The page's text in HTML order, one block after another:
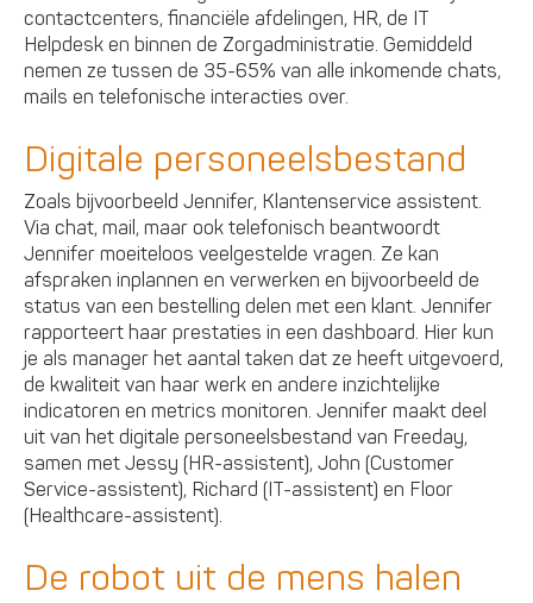
contactcenters, financiële afdelingen, HR, de IT
Helpdesk en binnen de Zorgadministratie. Gemiddeld
nemen ze tussen de 35-65% van alle inkomende chats,
mails en telefonische interacties over.
Digitale personeelsbestand
Zoals bijvoorbeeld Jennifer, Klantenservice assistent.
Via chat, mail, maar ook telefonisch beantwoordt
Jennifer moeiteloos veelgestelde vragen. Ze kan
afspraken inplannen en verwerken en bijvoorbeeld de
status van een bestelling delen met een klant. Jennifer
rapporteert haar prestaties in een dashboard. Hier kun
je als manager het aantal taken dat ze heeft uitgevoerd,
de kwaliteit van haar werk en andere inzichtelijke
indicatoren en metrics monitoren. Jennifer maakt deel
uit van het digitale personeelsbestand van Freeday,
samen met Jessy (HR-assistent), John (Customer
Service-assistent), Richard (IT-assistent) en Floor
(Healthcare-assistent).
De robot uit de mens halen